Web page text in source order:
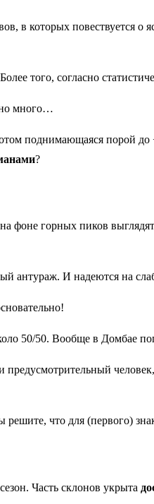
в которых повествуется
того, согласно
много…
поднимающаяся порой
?
горных пиков
антураж. И надеются на
50/50. Вообще в Домбае
что для (первого)
Часть склонов укрыта